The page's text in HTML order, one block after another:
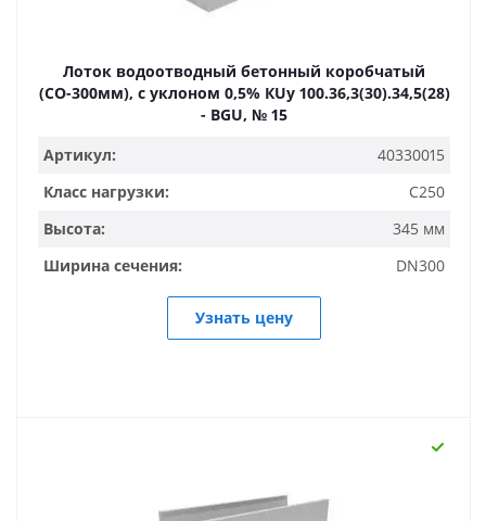
Лоток водоотводный бетонный коробчатый
(СО-300мм), с уклоном 0,5% КUу 100.36,3(30).34,5(28)
- BGU, № 15
Артикул:
40330015
Класс нагрузки:
C250
Высота:
345 мм
Ширина сечения:
DN300
Узнать цену